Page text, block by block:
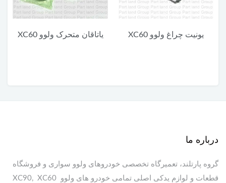
یاتاقان متحرک ولوو XC60 یاتاقان ثابت پایین ولوو XC60
درباره ما
گروه پارتلند، تعمیرگاه تخصصی خودروهای ولوو سواری و فروشگاه
قطعات و لوازم یدکی اصلی تمامی خودرو های ولوو XC90, XC60